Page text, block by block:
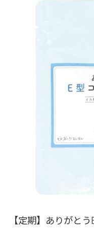
【定期】ありがと